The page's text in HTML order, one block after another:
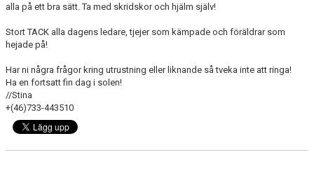
alla på ett bra sätt. Ta med skridskor och hjälm själv!
Stort TACK alla dagens ledare, tjejer som kämpade och föräldrar som
hejade på!
Har ni några frågor kring utrustning eller liknande så tveka inte att ringa!
Ha en fortsatt fin dag i solen!
//Stina
+(46)733-443510